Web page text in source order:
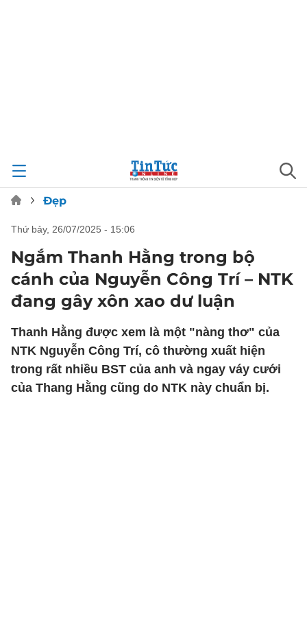
Đẹp
thứ bảy, 26/07/2025 - 15:06
Ngắm Thanh Hằng trong bộ
cánh của Nguyễn Công Trí – NTK
đang gây xôn xao dư luận
Thanh Hằng được xem là một "nàng thơ" của
NTK Nguyễn Công Trí, cô thường xuất hiện
trong rất nhiều BST của anh và ngay váy cưới
của Thang Hằng cũng do NTK này chuẩn bị.